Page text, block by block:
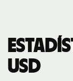
USD